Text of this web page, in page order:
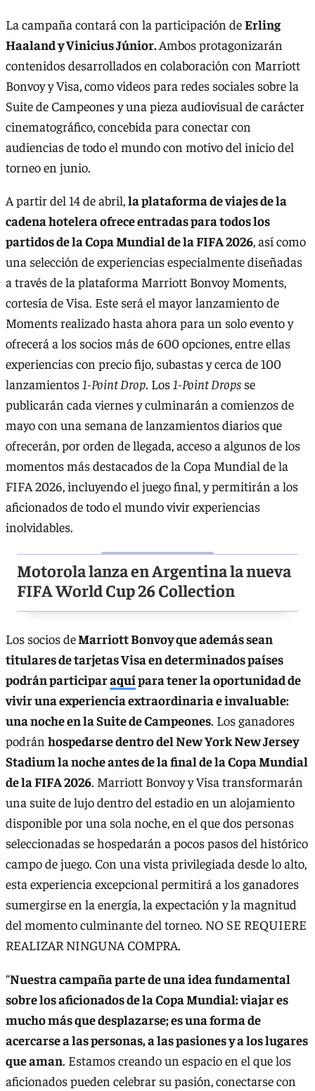
La campaña contará con la participación deErling
Haaland y Vinicius Júnior.Ambos protagonizarán
contenidos desarrollados en colaboración con Marriott
Bonvoy y Visa, como videos para redes sociales sobre la
Suite de Campeones y una pieza audiovisual de carácter
cinematográfico, concebida para conectar con
audiencias de todo el mundo con motivo del inicio del
torneo en junio.
A partir del 14 de abril,la plataforma de viajes de la
cadena hotelera ofrece entradas para todos los
partidos de la Copa Mundial de la FIFA 2026, así como
una selección de experiencias especialmente diseñadas
a través de la plataforma Marriott Bonvoy Moments,
cortesía de Visa. Este será el mayor lanzamiento de
Moments realizado hasta ahora para un solo evento y
ofrecerá a los socios más de 600 opciones, entre ellas
experiencias con precio fijo, subastas y cerca de 100
lanzamientos 1-Point Drop. Los 1-Point Drops se
publicarán cada viernes y culminarán a comienzos de
mayo con una semana de lanzamientos diarios que
ofrecerán, por orden de llegada, acceso a algunos de los
momentos más destacados de la Copa Mundial de la
FIFA 2026, incluyendo el juego final, y permitirán a los
aficionados de todo el mundo vivir experiencias
inolvidables.
Motorola lanza en Argentina la nueva
FIFA World Cup 26 Collection
Los socios deMarriott Bonvoy que además sean
titulares de tarjetas Visa en determinados países
podrán participaraquípara tener la oportunidad de
vivir una experiencia extraordinaria e invaluable:
una noche en la Suite de Campeones. Los ganadores
podrán hospedarse dentro del New York New Jersey
Stadium la noche antes de la final de la Copa Mundial
de la FIFA 2026. Marriott Bonvoy y Visa transformarán
una suite de lujo dentro del estadio en un alojamiento
disponible por una sola noche, en el que dos personas
seleccionadas se hospedarán a pocos pasos del histórico
campo de juego. Con una vista privilegiada desde lo alto,
esta experiencia excepcional permitirá a los ganadores
sumergirse en la energía, la expectación y la magnitud
del momento culminante del torneo. NO SE REQUIERE
REALIZAR NINGUNA COMPRA.
“Nuestra campaña parte de una idea fundamental
sobre los aficionados de la Copa Mundial: viajar es
mucho más que desplazarse; es una forma de
acercarse a las personas, a las pasiones y a los lugares
que aman. Estamos creando un espacio en el que los
aficionados pueden celebrar su pasión, conectarse con